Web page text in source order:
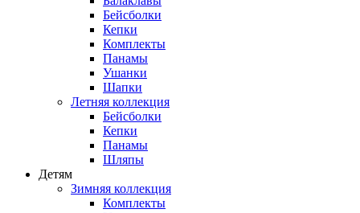
Бейсболки
Кепки
Комплекты
Панамы
Ушанки
Шапки
Летняя коллекция
Бейсболки
Кепки
Панамы
Шляпы
Детям
Зимняя коллекция
Комплекты